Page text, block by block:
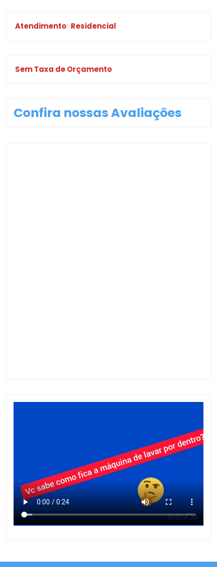
Atendimento Residencial
Sem Taxa de Orçamento
Confira nossas Avaliações